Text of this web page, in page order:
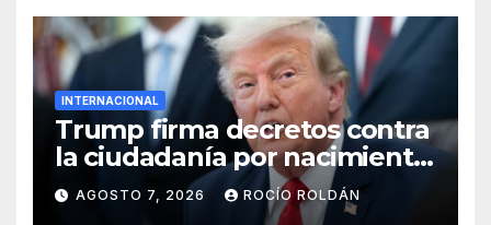
INTERNACIONAL
Trump firma decretos contra
la ciudadanía por nacimiento
y el ‘turismo de maternidad’
AGOSTO 7, 2026 ROCÍO ROLDÁN